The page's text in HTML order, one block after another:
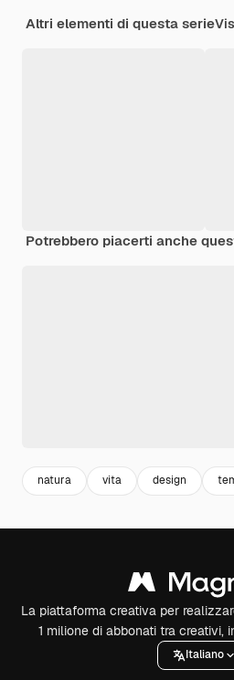
Altri elementi di questa serie
Potrebbero piacerti anche
natura vita design
La piattaforma creativa per
1 milione di abbonati tra creativi,
Italiano